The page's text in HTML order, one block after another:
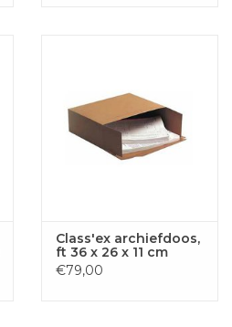
Class'ex archiefdoos,
ft 36 x 26 x 11 cm
€79,00